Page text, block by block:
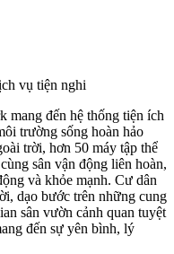
vụ tiện nghi
mang đến hệ thống tiện ích
trường sống hoàn hảo
trời, hơn 50 máy tập thể
sân vận động liên hoàn,
và khỏe mạnh. Cư dân
dạo bước trên những cung
sân vườn cảnh quan tuyệt
đến sự yên bình, lý